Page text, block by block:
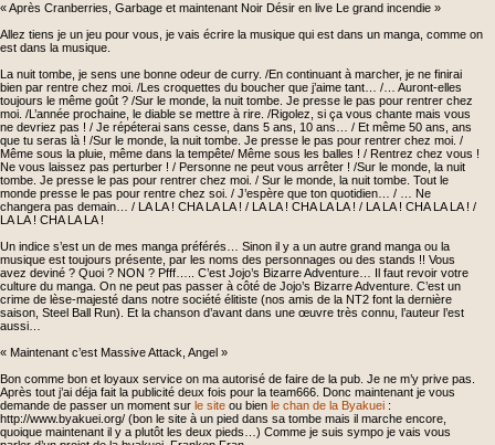
« Après Cranberries, Garbage et maintenant Noir Désir en live Le grand incendie »
Allez tiens je un jeu pour vous, je vais écrire la musique qui est dans un manga, comme on
est dans la musique.
La nuit tombe, je sens une bonne odeur de curry. /En continuant à marcher, je ne finirai
bien par rentre chez moi. /Les croquettes du boucher que j’aime tant… /… Auront-elles
toujours le même goût ? /Sur le monde, la nuit tombe. Je presse le pas pour rentrer chez
moi. /L’année prochaine, le diable se mettre à rire. /Rigolez, si ça vous chante mais vous
ne devriez pas ! / Je répéterai sans cesse, dans 5 ans, 10 ans… / Et même 50 ans, ans
que tu seras là ! /Sur le monde, la nuit tombe. Je presse le pas pour rentrer chez moi. /
Même sous la pluie, même dans la tempête/ Même sous les balles ! / Rentrez chez vous !
Ne vous laissez pas perturber ! / Personne ne peut vous arrêter ! /Sur le monde, la nuit
tombe. Je presse le pas pour rentrer chez moi. / Sur le monde, la nuit tombe. Tout le
monde presse le pas pour rentre chez soi. / J’espère que ton quotidien… / … Ne
changera pas demain… / LA LA ! CHA LA LA ! / LA LA ! CHA LA LA ! / LA LA ! CHA LA LA ! /
LA LA ! CHA LA LA !
Un indice s’est un de mes manga préférés… Sinon il y a un autre grand manga ou la
musique est toujours présente, par les noms des personnages ou des stands !! Vous
avez deviné ? Quoi ? NON ? Pfff….. C’est Jojo’s Bizarre Adventure… Il faut revoir votre
culture du manga. On ne peut pas passer à côté de Jojo’s Bizarre Adventure. C’est un
crime de lèse-majesté dans notre société élitiste (nos amis de la NT2 font la dernière
saison, Steel Ball Run). Et la chanson d’avant dans une œuvre très connu, l’auteur l’est
aussi…
« Maintenant c’est Massive Attack, Angel »
Bon comme bon et loyaux service on ma autorisé de faire de la pub. Je ne m’y prive pas.
Après tout j’ai déja fait la publicité deux fois pour la team666. Donc maintenant je vous
demande de passer un moment sur le site ou bien le chan de la Byakuei :
http://www.byakuei.org/ (bon le site à un pied dans sa tombe mais il marche encore,
quoique maintenant il y a plutôt les deux pieds…) Comme je suis sympo je vais vous